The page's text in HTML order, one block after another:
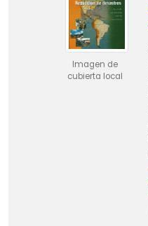
Imagen de
cubierta local